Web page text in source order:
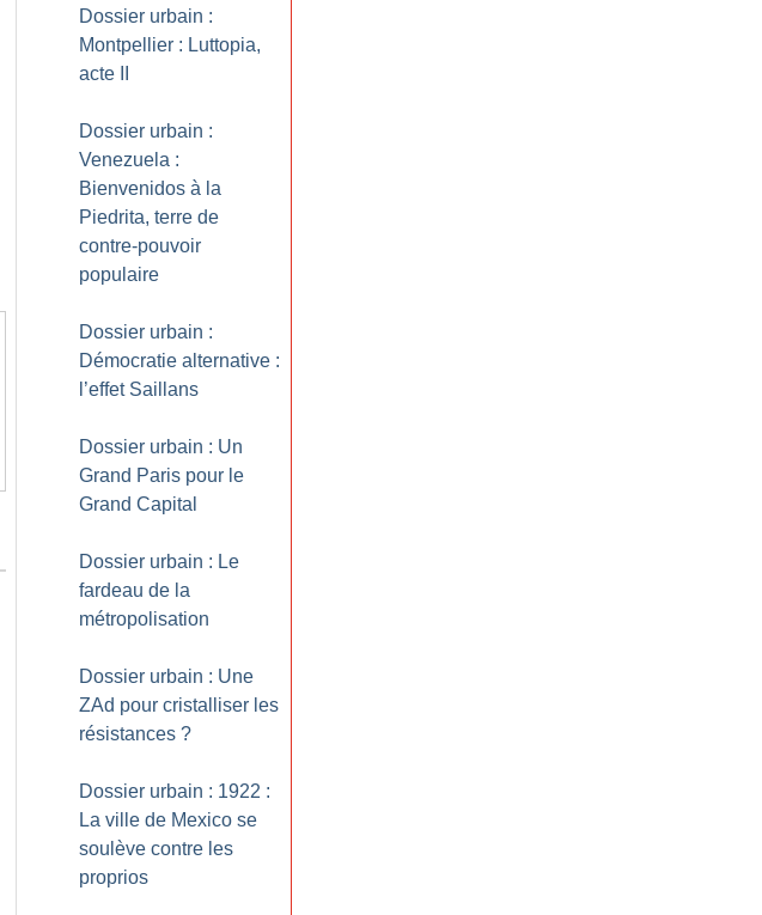
Dossier urbain :
Montpellier : Luttopia,
acte II
Dossier urbain :
Venezuela :
Bienvenidos à la
Piedrita, terre de
contre-pouvoir
populaire
Dossier urbain :
Démocratie alternative :
l’effet Saillans
Dossier urbain : Un
Grand Paris pour le
Grand Capital
Dossier urbain : Le
fardeau de la
métropolisation
Dossier urbain : Une
ZAd pour cristalliser les
résistances ?
Dossier urbain : 1922 :
La ville de Mexico se
soulève contre les
proprios